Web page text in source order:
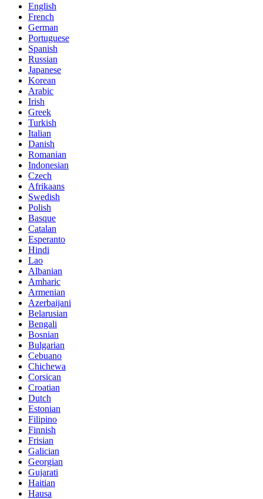
English
French
German
Portuguese
Spanish
Russian
Japanese
Korean
Arabic
Irish
Greek
Turkish
Italian
Danish
Romanian
Indonesian
Czech
Afrikaans
Swedish
Polish
Basque
Catalan
Esperanto
Hindi
Lao
Albanian
Amharic
Armenian
Azerbaijani
Belarusian
Bengali
Bosnian
Bulgarian
Cebuano
Chichewa
Corsican
Croatian
Dutch
Estonian
Filipino
Finnish
Frisian
Galician
Georgian
Gujarati
Haitian
Hausa